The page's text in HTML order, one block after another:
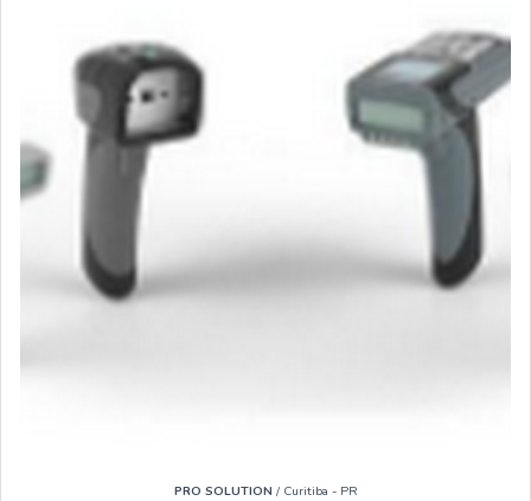
PRO SOLUTION / Curitiba - PR